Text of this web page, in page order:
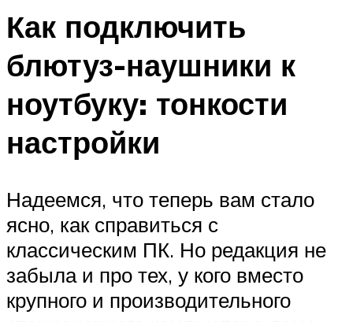
Как подключить
блютуз-наушники к
ноутбуку: тонкости
настройки
Надеемся, что теперь вам стало
ясно, как справиться с
классическим ПК. Но редакция не
забыла и про тех, у кого вместо
крупного и производительного